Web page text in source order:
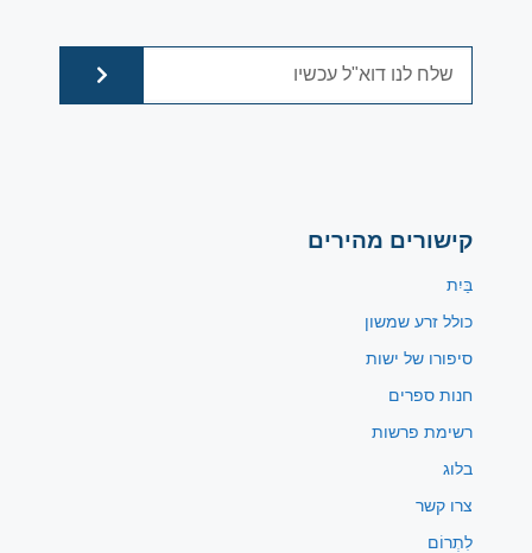
קישורים מהירים
בַּיִת
כולל זרע שמשון
סיפורו של ישות
חנות ספרים
רשימת פרשות
בלוג
צרו קשר
לִתְרוֹם